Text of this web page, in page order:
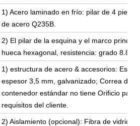
1) Acero laminado en frío: pilar de 4
de acero Q235B.
2) El pilar de la esquina y el marco
hueca hexagonal, resistencia: grado 8.8.
1) estructura de acero & accesorios:
espesor 3,5 mm, galvanizado; Correa de
contenedor estándar no tiene Orificio
requisitos del cliente.
2) Aislamiento (opcional): Fibra de vidrio